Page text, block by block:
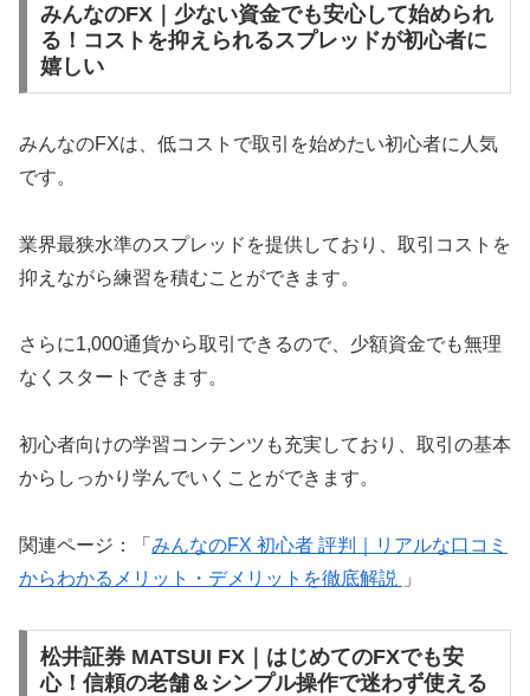
みんなのFX｜少ない資金でも安心して始められ
る！コストを抑えられるスプレッドが初心者に
嬉しい
みんなのFXは、低コストで取引を始めたい初心者に人気
です。
業界最狭水準のスプレッドを提供しており、取引コストを
抑えながら練習を積むことができます。
さらに1,000通貨から取引できるので、少額資金でも無理
なくスタートできます。
初心者向けの学習コンテンツも充実しており、取引の基本
からしっかり学んでいくことができます。
関連ページ：「 みんなのFX 初心者 評判｜リアルな口コミ
からわかるメリット・デメリットを徹底解説
」
松井証券 MATSUI FX｜はじめてのFXでも安
心！信頼の老舗＆シンプル操作で迷わず使える